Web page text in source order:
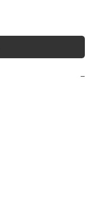
−